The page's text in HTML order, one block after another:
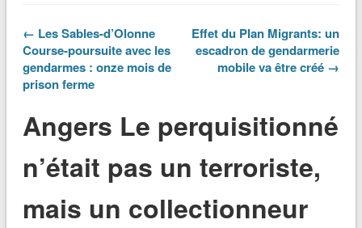
← Les Sables-d’Olonne
Course-poursuite avec les
gendarmes : onze mois de
prison ferme
Effet du Plan Migrants: un
escadron de gendarmerie
mobile va être créé →
Angers Le perquisitionné
n’était pas un terroriste,
mais un collectionneur